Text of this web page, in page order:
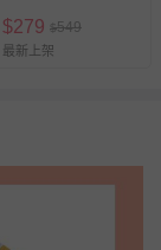
$279 $549
最新上架